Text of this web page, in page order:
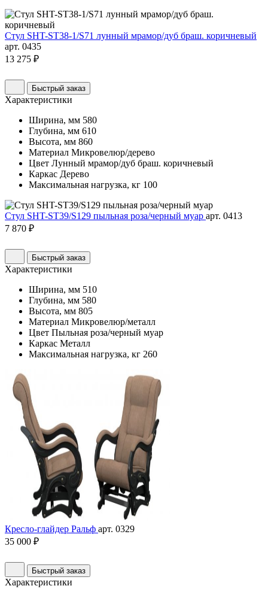
Стул SHT-ST38-1/S71 лунный мрамор/дуб браш. коричневый
арт. 0435
13 275 ₽
Быстрый заказ
Характеристики
Ширина, мм 580
Глубина, мм 610
Высота, мм 860
Материал Микровелюр/дерево
Цвет Лунный мрамор/дуб браш. коричневый
Каркас Дерево
Максимальная нагрузка, кг 100
Стул SHT-ST39/S129 пыльная роза/черный муар арт. 0413
7 870 ₽
Быстрый заказ
Характеристики
Ширина, мм 510
Глубина, мм 580
Высота, мм 805
Материал Микровелюр/металл
Цвет Пыльная роза/черный муар
Каркас Металл
Максимальная нагрузка, кг 260
Кресло-глайдер Ральф арт. 0329
35 000 ₽
Быстрый заказ
Характеристики